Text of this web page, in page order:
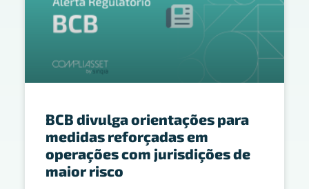
BCB divulga orientações para
medidas reforçadas em
operações com jurisdições de
maior risco